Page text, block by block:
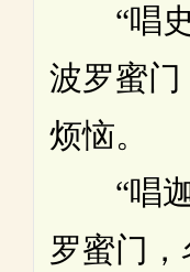
“唱史
波罗蜜
烦恼。
“唱迦
罗蜜门，